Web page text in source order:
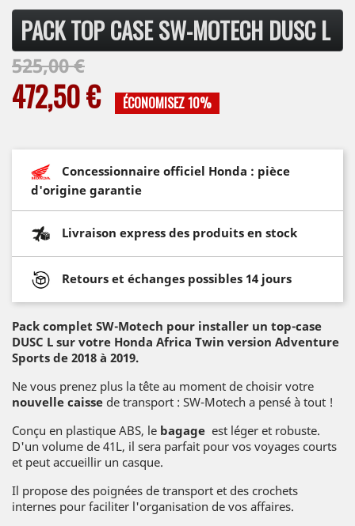
PACK TOP CASE SW-MOTECH DUSC L
525,00 €
472,50 € ÉCONOMISEZ 10%
Concessionnaire officiel Honda : pièce
d'origine garantie
Livraison express des produits en stock
Retours et échanges possibles 14 jours
Pack complet SW-Motech pour installer un top-case
DUSC L sur votre Honda Africa Twin version Adventure
Sports de 2018 à 2019.
Ne vous prenez plus la tête au moment de choisir votre
nouvelle caisse de transport : SW-Motech a pensé à tout !
Conçu en plastique ABS, le bagage est léger et robuste.
D'un volume de 41L, il sera parfait pour vos voyages courts
et peut accueillir un casque.
Il propose des poignées de transport et des crochets
internes pour faciliter l'organisation de vos affaires.